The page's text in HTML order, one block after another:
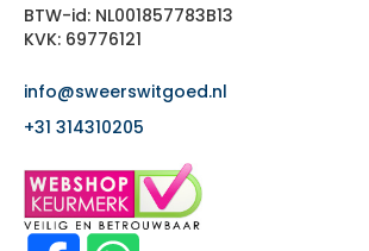
BTW-id: NL001857783B13
KVK: 69776121
info@sweerswitgoed.nl
+31 314310205